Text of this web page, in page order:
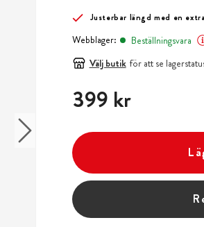
Justerbar längd med en
Webblager:
Beställningsvara
Välj butik för att se
Pris:399 kr
399 kr